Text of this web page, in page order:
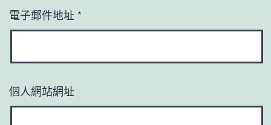
電子郵件地址 *
個人網站網址